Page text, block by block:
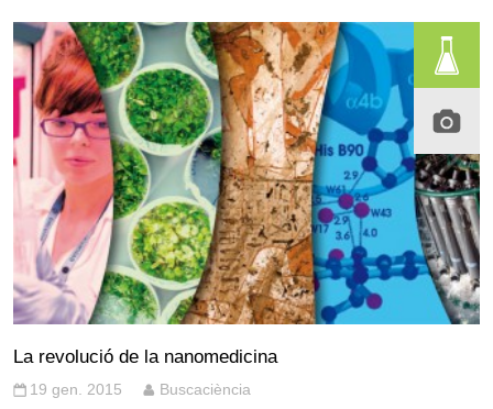
La revolució de la nanomedicina
19 gen. 2015 Buscaciència